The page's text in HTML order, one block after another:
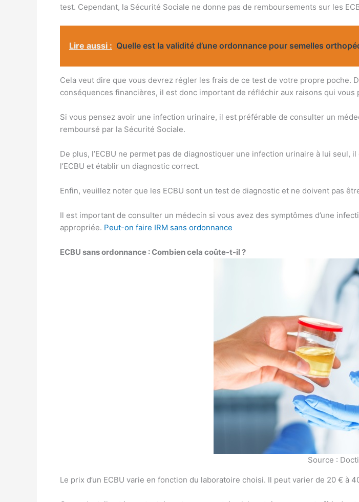
test. Cependant, la Sécurité Sociale ne donne pas de remboursements sur les
Lire aussi : Quelle est la validité d’une ordonnance pour semelles
Cela veut dire que vous devrez régler les frais de ce test de votre propre poche.
conséquences financières, il est donc important de réfléchir aux raisons qui vous
Si vous pensez avoir une infection urinaire, il est préférable de consulter un
remboursé par la Sécurité Sociale.
De plus, l’ECBU ne permet pas de diagnostiquer une infection urinaire à lui
l’ECBU et établir un diagnostic correct.
Enfin, veuillez noter que les ECBU sont un test de diagnostic et ne doivent pas
Il est important de consulter un médecin si vous avez des symptômes d’une
appropriée. Peut-on faire IRM sans ordonnance
ECBU sans ordonnance : Combien cela coûte-t-il ?
Source :
Le prix d’un ECBU varie en fonction du laboratoire choisi. Il peut varier de 20 € à